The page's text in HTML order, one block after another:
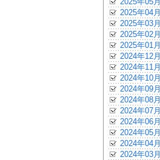
2025年04月
2025年03月
2025年02月
2025年01月
2024年12月
2024年11月
2024年10月
2024年09月
2024年08月
2024年07月
2024年06月
2024年05月
2024年04月
2024年03月